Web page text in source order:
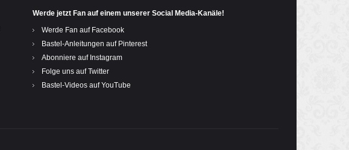
Werde jetzt Fan auf einem unserer Social Media-Kanäle!
Werde Fan auf Facebook
Bastel-Anleitungen auf Pinterest
Abonniere auf Instagram
Folge uns auf Twitter
Bastel-Videos auf YouTube